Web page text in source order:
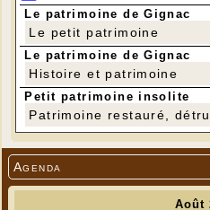
Agenda
Le patrimoine de Gignac
Le petit patrimoine
Le patrimoine de Gignac
Histoire et patrimoine
Petit patrimoine insolite
Patrimoine restauré,